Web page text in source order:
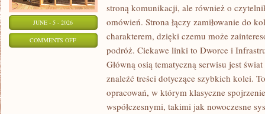
JUNE - 5 - 2026
COMMENTS OFFON
INFRASTRUKTURA
stroną komunikacji, ale również o
omówień. Strona łączy zamiłowanie do
charakterem, dzięki czemu może
podróż. Ciekawe linki to Dworce i
Główną osią tematyczną serwisu jest
znaleźć treści dotyczące szybkich kolei.
opracowań, w którym klasyczne
współczesnymi, takimi jak nowoczesne